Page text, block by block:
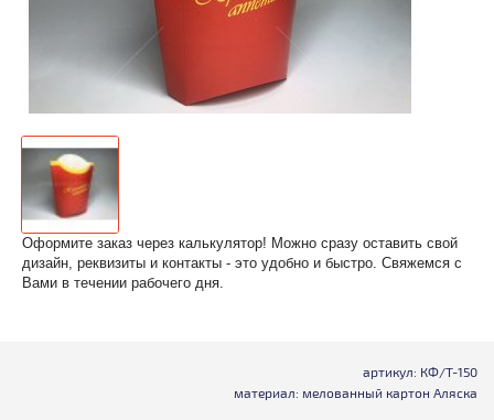
Оформите заказ через калькулятор! Можно сразу оставить свой
дизайн, реквизиты и контакты - это удобно и быстро. Свяжемся с
Вами в течении рабочего дня.
артикул: КФ/Т-150
материал: мелованный картон Аляска